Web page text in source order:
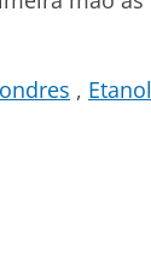
Etanol